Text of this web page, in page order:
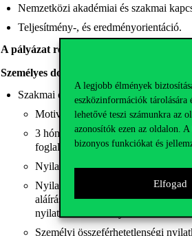
A legjobb élmények
eszközinformációk tárolására
lehetővé teszi számunkra az
azonosítók ezen az oldalon. A
bizonyos funkciókat és
Elfogad
Nemzetközi akadémiai és szakmai
Teljesítmény-, és eredményorientáció.
A pályázat részeként benyújtandó iratok,
Személyes dokumentumok
Szakmai önéletrajz;
Motivációs levél;
3 hónapnál nem régebbi, hatósági
foglalkoztatástól való eltiltás hatálya
Nyilatkozat arról, hogy a pályázó a
Nyilatkozat a pályázó további
aláírásával (belső pályázó esetén,
nyilatkozatot és a nyilatkozat
Személyi összeférhetetlenségi